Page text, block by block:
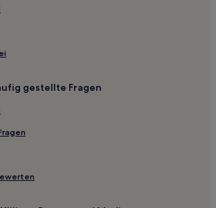
Hotels
Giselastraße
Infanteriestraße
Schlösselgarten
Olympiazentrum
gestellte Fragen